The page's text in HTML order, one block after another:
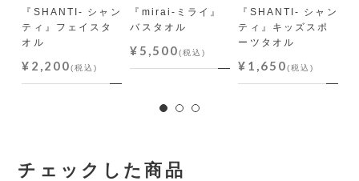
『SHANTI- シャン
ティ』フェイスタ
オル
¥2,200(税込)
『mirai-ミライ』
バスタオル
¥5,500(税込)
『SHANTI- シャン
ティ』キッズスポ
ーツタオル
¥1,650(税込)
チェックした商品